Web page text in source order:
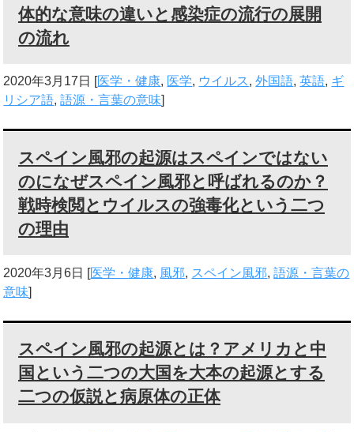
体的な意味の違いと感染症の流行の展開
の流れ
2020年3月17日 [医学・健康, 医学, ウイルス,外国語,英語, ギ
リシア語,語源・言葉の意味]
スペイン風邪の起源はスペインではない
のになぜスペイン風邪と呼ばれるのか？
戦時検閲とウイルスの強毒化という二つ
の理由
2020年3月6日 [医学・健康, 風邪, スペイン風邪,語源・言葉の
意味]
スペイン風邪の起源とは？アメリカと中
国という二つの大国を大本の起源とする
二つの仮説と病原体の正体